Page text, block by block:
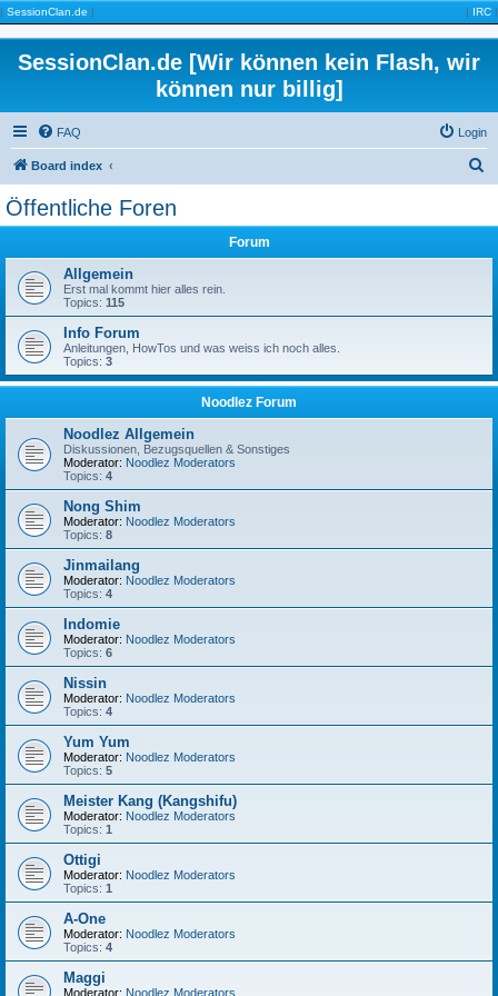
| SessionClan.de | | IRC |
SessionClan.de [Wir können kein Flash, wir
können nur billig]
FAQ Login
Board index
Öffentliche Foren
Forum
Allgemein
Erst mal kommt hier alles rein.
Topics: 115
Info Forum
Anleitungen, HowTos und was weiss ich noch alles.
Topics: 3
Noodlez Forum
Noodlez Allgemein
Diskussionen, Bezugsquellen & Sonstiges
Moderator: Noodlez Moderators
Topics: 4
Nong Shim
Moderator: Noodlez Moderators
Topics: 8
Jinmailang
Moderator: Noodlez Moderators
Topics: 4
Indomie
Moderator: Noodlez Moderators
Topics: 6
Nissin
Moderator: Noodlez Moderators
Topics: 4
Yum Yum
Moderator: Noodlez Moderators
Topics: 5
Meister Kang (Kangshifu)
Moderator: Noodlez Moderators
Topics: 1
Ottigi
Moderator: Noodlez Moderators
Topics: 1
A-One
Moderator: Noodlez Moderators
Topics: 4
Maggi
Moderator: Noodlez Moderators